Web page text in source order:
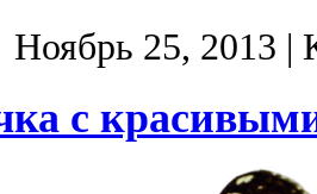
Ноябрь 25, 2013 |
с